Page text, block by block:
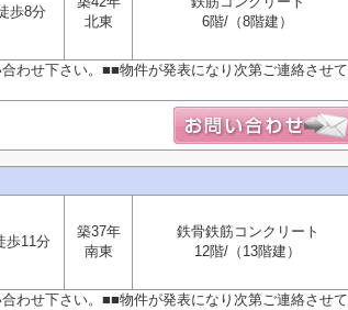
歩8分
北東
6階/（8階建）
わせ下さい。■■物件が発表になり次第ご連絡させて
歩11分
築37年
南東
鉄骨鉄筋コンクリート
12階/（13階建）
わせ下さい。■■物件が発表になり次第ご連絡させて